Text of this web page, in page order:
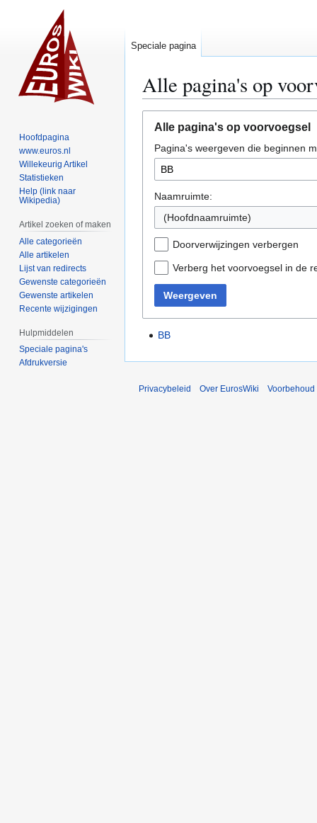
Alle pagina's op
navigatie
springen
zoeken
springen
Alle pagina's op voorvoegsel
Pagina's weergeven die beginnen
Naamruimte:
(Hoofdnaamruimte)
Doorverwijzingen verbergen
Verberg het voorvoegsel in de
Weergeven
BB
Speciale pagina
Hoofdpagina
www.euros.nl
Willekeurig Artikel
Statistieken
Help (link naar
Wikipedia)
Artikel zoeken of maken
Alle categorieën
Alle artikelen
Lijst van redirects
Gewenste categorieën
Gewenste artikelen
Recente wijzigingen
Hulpmiddelen
Speciale pagina's
Afdrukversie
Privacybeleid Over EurosWiki Voorbehoud